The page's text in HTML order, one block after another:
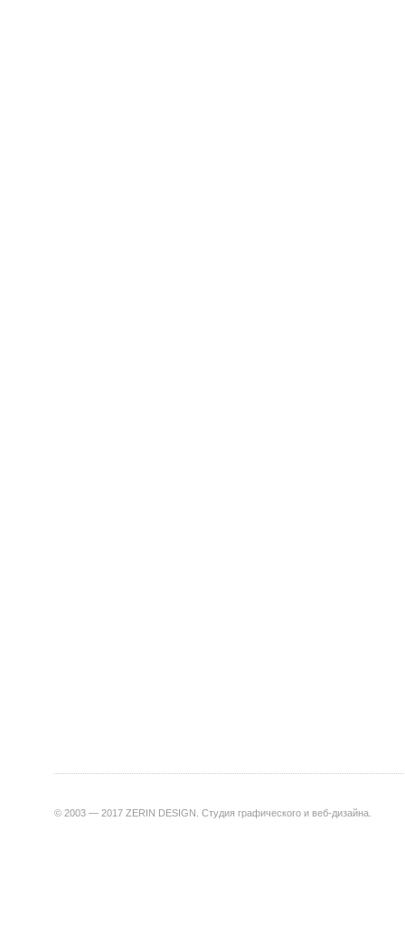
© 2003 — 2017 ZERIN DESIGN. Студия графического и веб-дизайна.